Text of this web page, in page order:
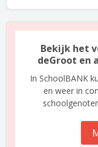
Bekijk het
deGroot en
In SchoolBANK
en weer in